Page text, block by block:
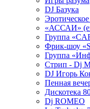
DJ Базука
«АССАИ»
Группа
Фрик-шоу
Группа
Стрип - Dj
DJ Игорь
Пенная
Дискотека
Dj ROMEO